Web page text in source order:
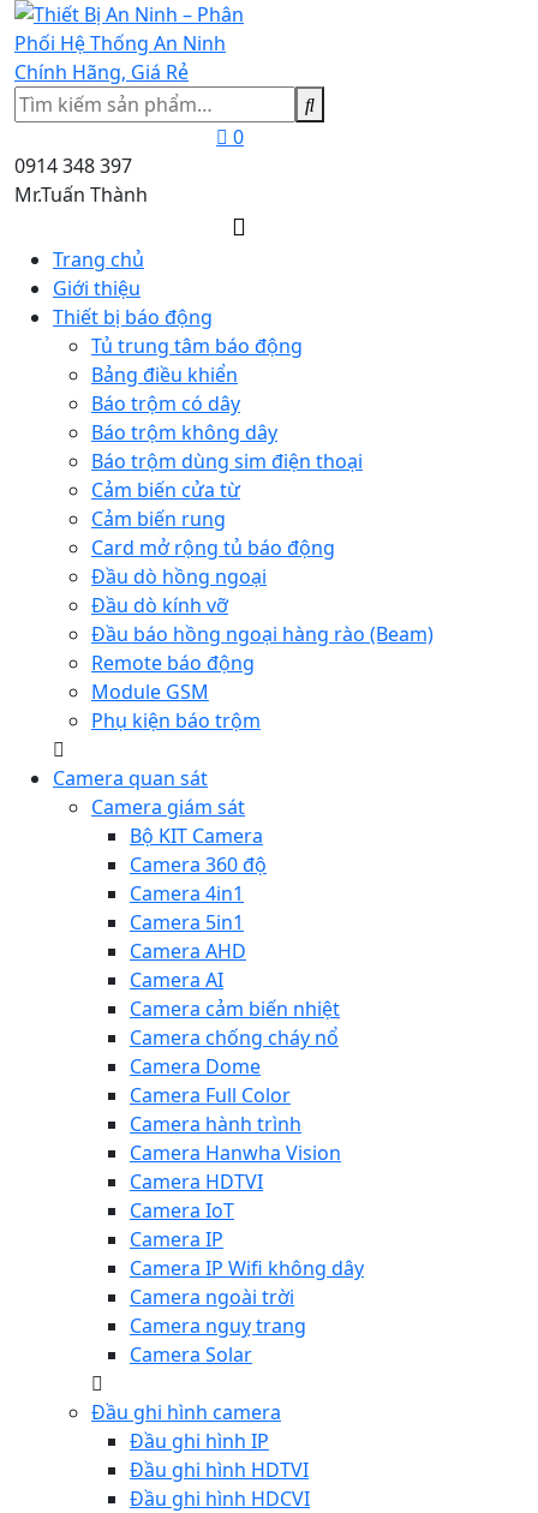
Tìm
kiếm
0
0914 348 397
Mr.Tuấn Thành
Trang chủ
Giới thiệu
Thiết bị báo động
Tủ trung tâm báo động
Bảng điều khiển
Báo trộm có dây
Báo trộm không dây
Báo trộm dùng sim điện thoại
Cảm biến cửa từ
Cảm biến rung
Card mở rộng tủ báo động
Đầu dò hồng ngoại
Đầu dò kính vỡ
Đầu báo hồng ngoại hàng rào (Beam)
Remote báo động
Module GSM
Phụ kiện báo trộm
Camera quan sát
Camera giám sát
Bộ KIT Camera
Camera 360 độ
Camera 4in1
Camera 5in1
Camera AHD
Camera AI
Camera cảm biến nhiệt
Camera chống cháy nổ
Camera Dome
Camera Full Color
Camera hành trình
Camera Hanwha Vision
Camera HDTVI
Camera IoT
Camera IP
Camera IP Wifi không dây
Camera ngoài trời
Camera nguỵ trang
Camera Solar
Đầu ghi hình camera
Đầu ghi hình IP
Đầu ghi hình HDTVI
Đầu ghi hình HDCVI